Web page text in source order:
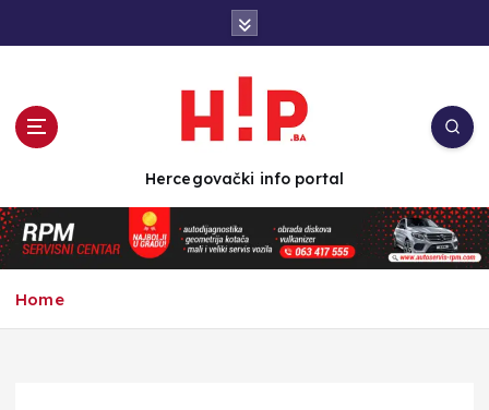
n
t
e
Hercegovački info portal
Home